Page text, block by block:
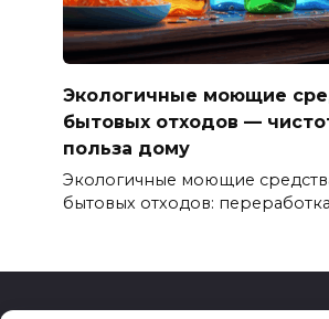
Экологичные моющие
бытовых отходов —
польза дому
Экологичные моющие
бытовых отходов: переработка